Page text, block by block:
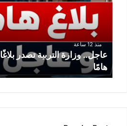
منذ 12 ساعة
عاجل.. وزارة التربية تصدر بلاغًا
هامًا